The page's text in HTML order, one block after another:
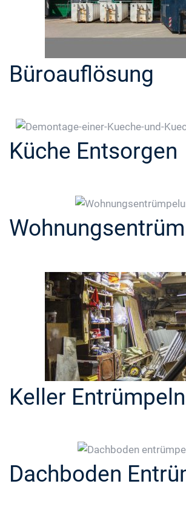
Büroauflösung
Küche Entsorgen
Keller Entrümpeln
Dachboden